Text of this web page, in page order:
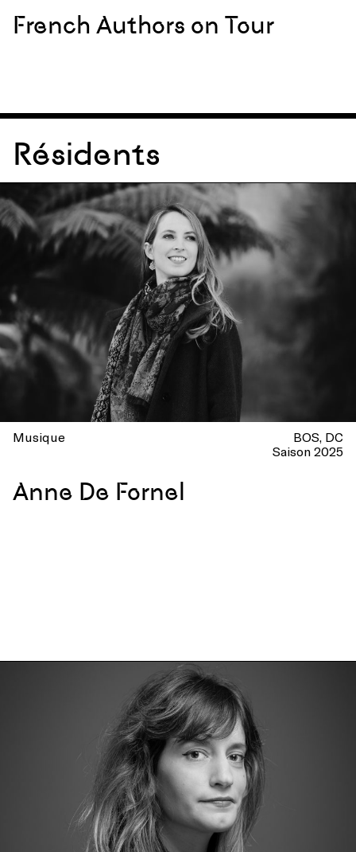
French Authors on Tour
Résidents
Musique BOS DC
Saison 2025
Anne De Fornel